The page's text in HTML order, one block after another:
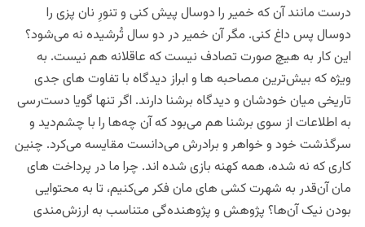
درست مانند آن که خمیر را دوسال پیش کنی و تنورِ نان پزی را
دوسال پس داغ کنی. مگر آن خمیر در دو سال تُرشیده نه می‌شود؟
این کار به هیچ صورت تصادف نیست که عاقلانه هم نیست. به
ویژه که بیش‌ترین مصاحبه ها و ابراز دیدگاه با تفاوت های جدی
تاریخی میان خودشان و دیدگاه برشنا دارند. اگر تنها گویا دست‌ر‌سی
به اطلاعات از سوی برشنا هم می‌‌بود که آن چه‌ها را با چشم‌دید و
سرگذشت خود و خواهر و ‌برادرش می‌دانست مقایسه می‌کرد. چنین
کاری که نه شده، همه کهنه بازی شده اند. چرا ما در پرداخت های
مان آن‌قدر به شهرت کشی های‌ مان فکر می‌کنیم،‌ تا به محتوایی
بودن نیک آن‌ها؟ پژوهش ‌و پژوهنده‌گی متناسب به ارزش‌مندی